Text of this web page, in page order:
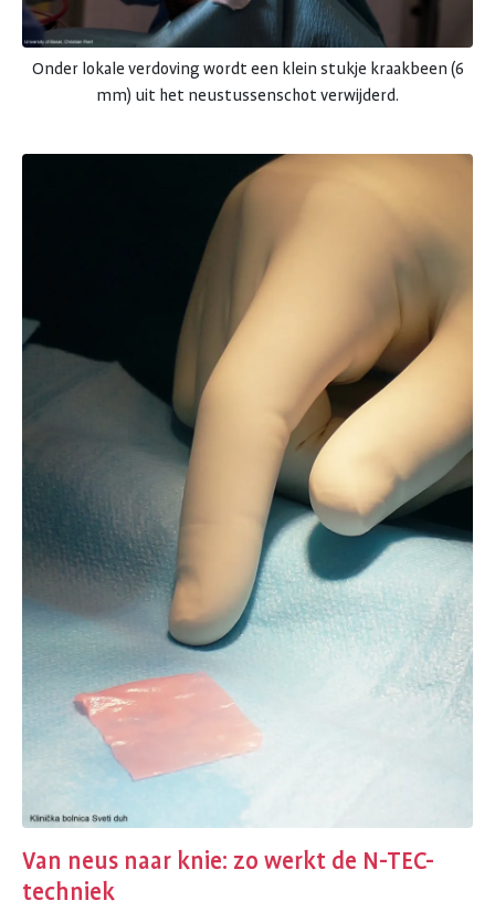
Onder lokale verdoving wordt een klein stukje kraakbeen (6
mm) uit het neustussenschot verwijderd.
Van neus naar knie: zo werkt de N-TEC-
techniek